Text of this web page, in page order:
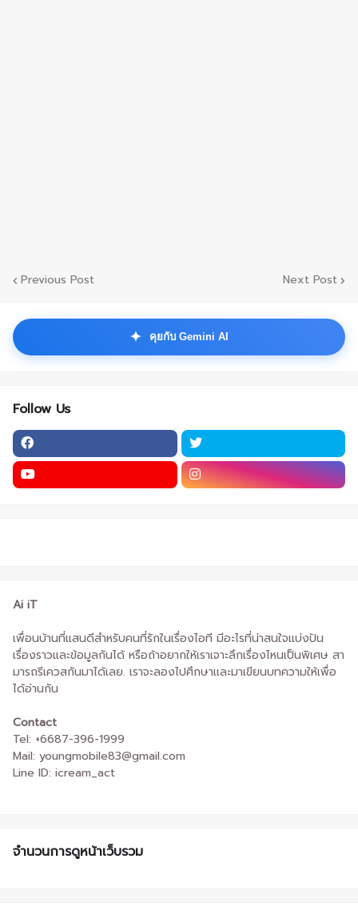
Previous Post Next Post
✦ คุยกับ Gemini AI
Follow Us
Ai iT
เพื่อนบ้านที่แสนดีสำหรับคนที่รักในเรื่องไอที มีอะไรที่น่าสนใจแบ่งปัน
เรื่องราวและข้อมูลกันได้ หรือถ้าอยากให้เราเจาะลึกเรื่องไหนเป็นพิเศษ สา
มารถรีเควสกันมาได้เลย. เราจะลองไปศึกษาและมาเขียนบทความให้เพื่อ
ได้อ่านกัน
Contact
Tel: +6687-396-1999
Mail: youngmobile83@gmail.com
Line ID: icream_act
จำนวนการดูหน้าเว็บรวม